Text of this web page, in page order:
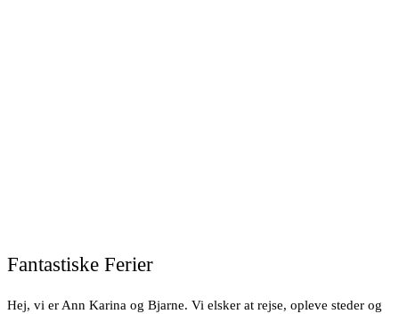
Fantastiske Ferier
Hej, vi er Ann Karina og Bjarne. Vi elsker at rejse, opleve steder og